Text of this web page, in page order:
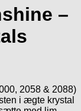
–
2058 & 2088)
i ægte krystal